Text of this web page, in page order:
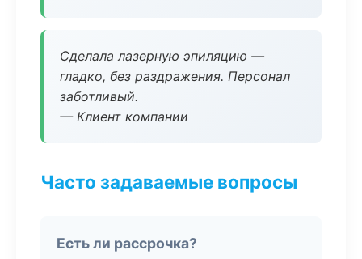
Сделала лазерную эпиляцию —
гладко, без раздражения. Персонал
заботливый.
— Клиент компании
Часто задаваемые вопросы
Есть ли рассрочка?